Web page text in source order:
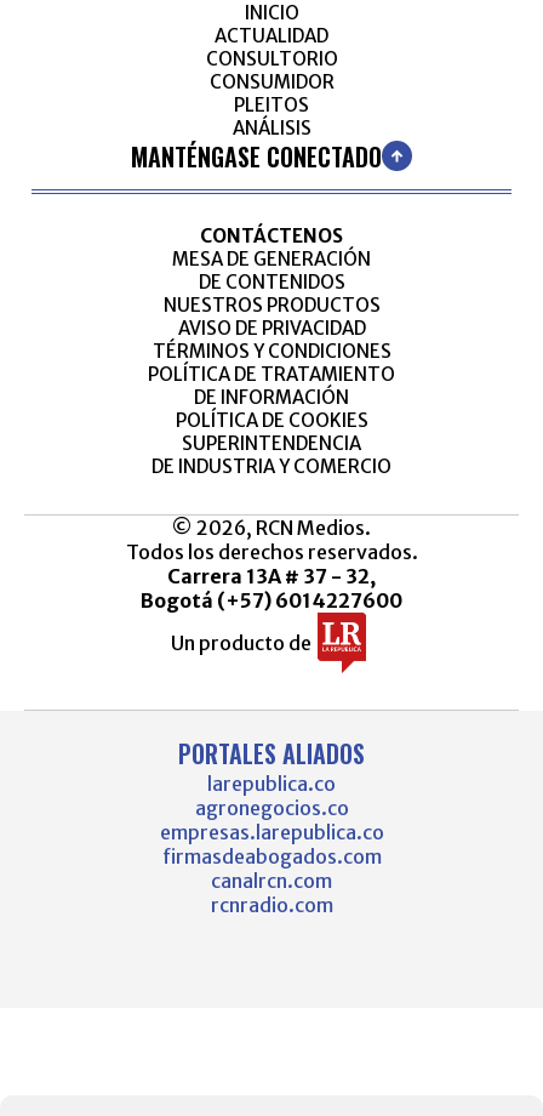
INICIO
ACTUALIDAD
CONSULTORIO
CONSUMIDOR
PLEITOS
ANÁLISIS
MANTÉNGASE CONECTADO
CONTÁCTENOS
MESA DE GENERACIÓN
DE CONTENIDOS
NUESTROS PRODUCTOS
AVISO DE PRIVACIDAD
TÉRMINOS Y CONDICIONES
POLÍTICA DE TRATAMIENTO
DE INFORMACIÓN
POLÍTICA DE COOKIES
SUPERINTENDENCIA
DE INDUSTRIA Y COMERCIO
© 2026, RCN Medios.
Todos los derechos reservados.
Carrera 13A # 37 - 32,
Bogotá (+57) 6014227600
Un producto de
PORTALES ALIADOS
larepublica.co
agronegocios.co
empresas.larepublica.co
firmasdeabogados.com
canalrcn.com
rcnradio.com